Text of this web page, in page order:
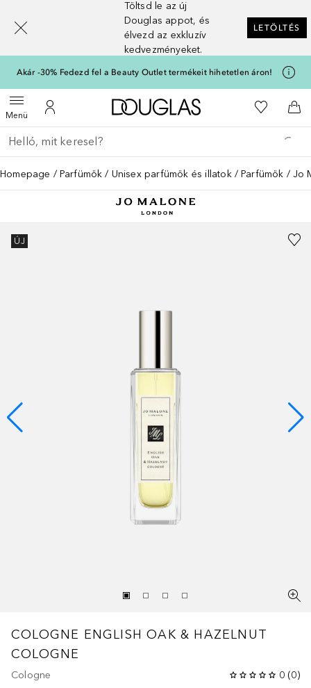
Töltsd le az új
Douglas appot, és
élvezd az exkluzív
kedvezményeket.
LETÖLTÉS
Akár -30% Fedezd fel a Beauty Outlet termékeit hihetetlen áron!
MenüMenü megnyitása
A fiókomhoz
A Douglas Főoldalra
A
Menj vissza
Keresés végrehajtása
Homepage Parfümök Unisex parfümök és illatok Parfümök Jo
ÚJ
COLOGNE ENGLISH OAK & HAZELNUT
COLOGNE
Cologne 0 (0)
[navigation.slideout.screenreader]